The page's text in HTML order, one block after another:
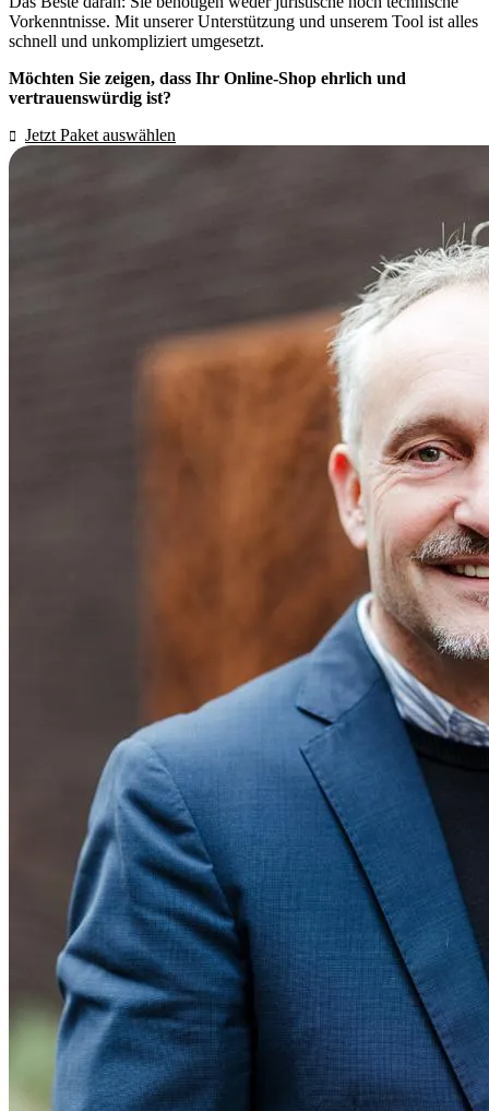
Vorkenntnisse. Mit unserer Unterstützung und unserem Tool ist alles
schnell und unkompliziert umgesetzt.
Möchten Sie zeigen, dass Ihr Online-Shop ehrlich und
vertrauenswürdig ist?
Jetzt Paket auswählen